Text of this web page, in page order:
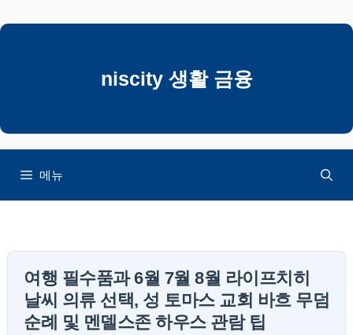
텐
뛰
niscity 생활 금융
메뉴
여행 필수품과 6월 7월 8월 라이프치히
날씨 의류 선택, 성 토마스 교회 바흐 무덤
순례 및 멘델스존 하우스 관람 팁